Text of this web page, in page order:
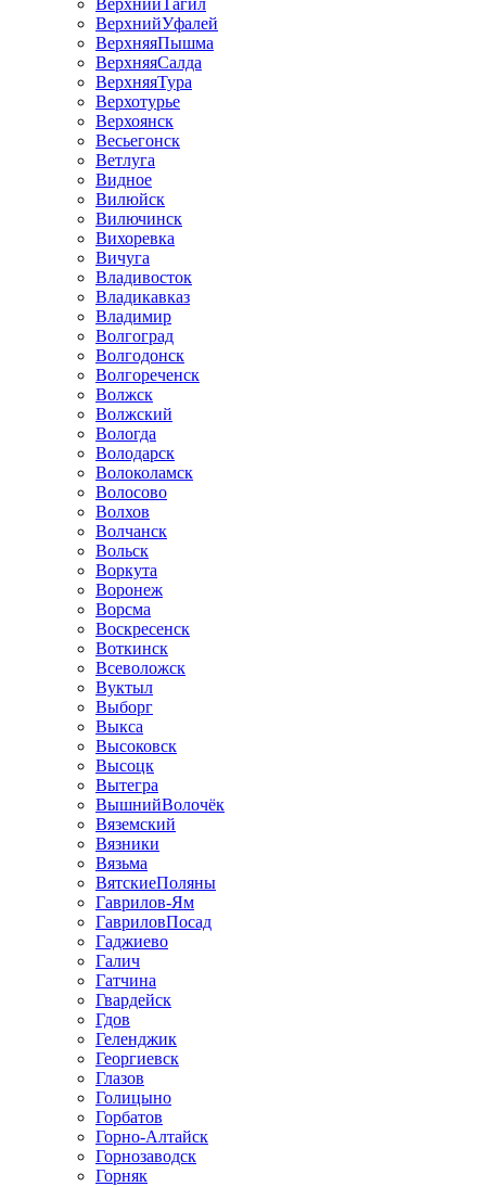
ВерхнийТагил
ВерхнийУфалей
ВерхняяПышма
ВерхняяСалда
ВерхняяТура
Верхотурье
Верхоянск
Весьегонск
Ветлуга
Видное
Вилюйск
Вилючинск
Вихоревка
Вичуга
Владивосток
Владикавказ
Владимир
Волгоград
Волгодонск
Волгореченск
Волжск
Волжский
Вологда
Володарск
Волоколамск
Волосово
Волхов
Волчанск
Вольск
Воркута
Воронеж
Ворсма
Воскресенск
Воткинск
Всеволожск
Вуктыл
Выборг
Выкса
Высоковск
Высоцк
Вытегра
ВышнийВолочёк
Вяземский
Вязники
Вязьма
ВятскиеПоляны
Гаврилов-Ям
ГавриловПосад
Гаджиево
Галич
Гатчина
Гвардейск
Гдов
Геленджик
Георгиевск
Глазов
Голицыно
Горбатов
Горно-Алтайск
Горнозаводск
Горняк